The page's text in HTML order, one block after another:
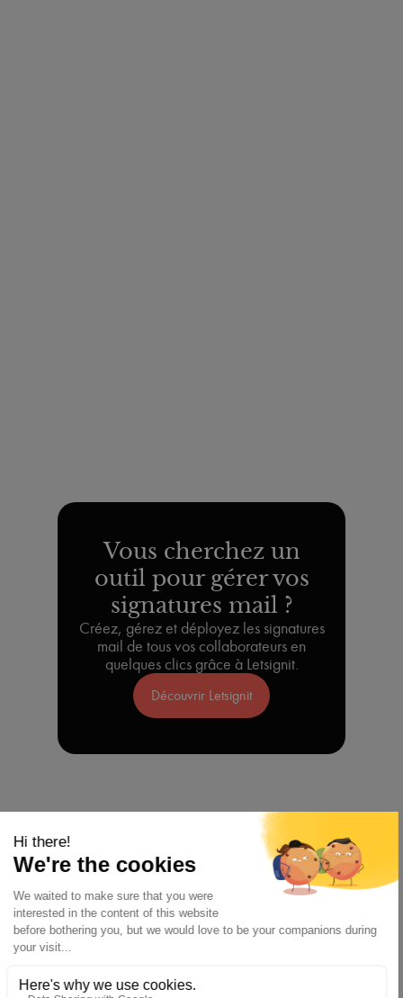
Vous cherchez un
outil pour gérer vos
signatures mail ?
Créez, gérez et déployez les signatures
mail de tous vos collaborateurs en
quelques clics grâce à Letsignit.
Découvrir Letsignit